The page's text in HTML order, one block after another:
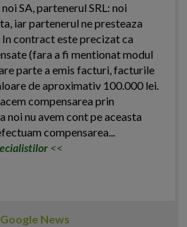
SA, partenerul SRL: noi
iar partenerul ne presteaza
contract este precizat ca
(fara a fi mentionat modul
parte a emis facturi, facturile
de aproximativ 100.000 lei.
compensarea prin
noi nu avem cont pe aceasta
compensarea...
<<
Google News